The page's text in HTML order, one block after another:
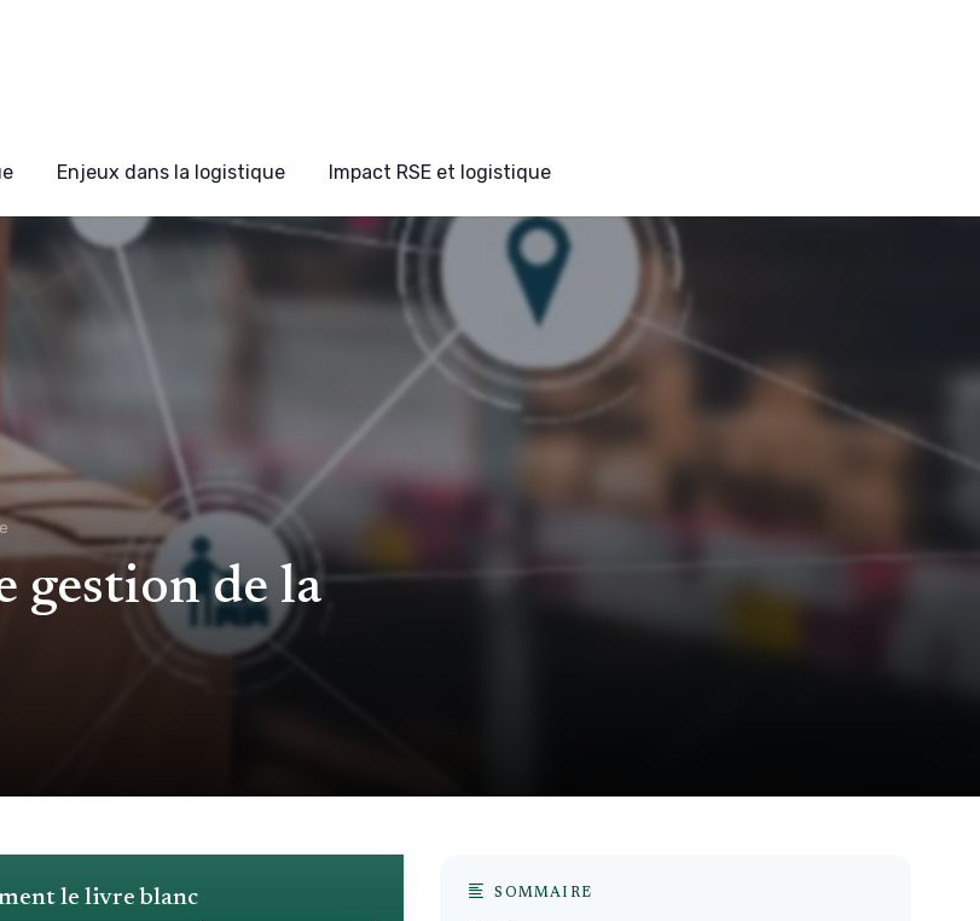
Enjeux dans la logistique Impact RSE et logistique
gestion de la
le livre blanc SOMMAIRE